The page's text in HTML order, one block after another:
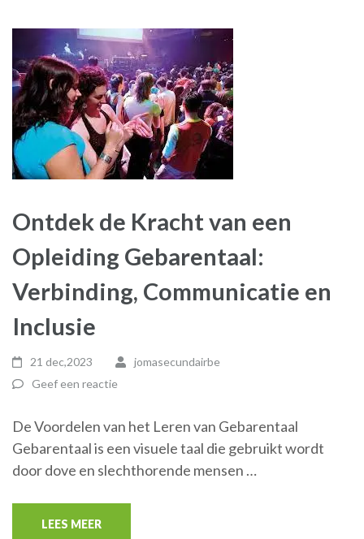
Ontdek de Kracht van een
Opleiding Gebarentaal:
Verbinding, Communicatie en
Inclusie
21 dec,2023
jomasecundairbe
Geef een reactie
De Voordelen van het Leren van Gebarentaal
Gebarentaal is een visuele taal die gebruikt wordt
door dove en slechthorende mensen …
LEES MEER